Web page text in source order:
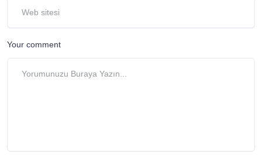
Your comment